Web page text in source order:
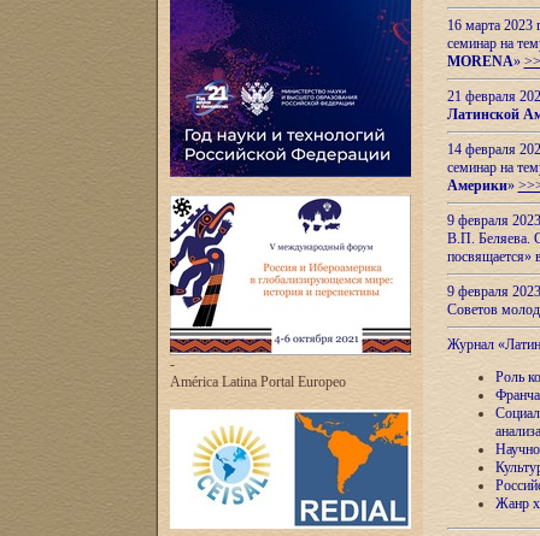
-
América Latina Portal Europeo
16 марта 2023
семинар на
MORENA»
21 февраля
Латинской
14 февраля
семинар на
Америки»
9 февраля
В.П. Беляева.
посвящается»
9 февраля
Советов
Журнал
Роль
анализа
Жанр